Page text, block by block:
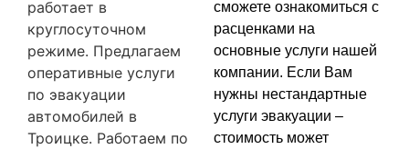
работает в
круглосуточном
режиме. Предлагаем
оперативные услуги
по эвакуации
автомобилей в
Троицке. Работаем по
сможете ознакомиться с
расценками на
основные услуги нашей
компании. Если Вам
нужны нестандартные
услуги эвакуации –
стоимость может